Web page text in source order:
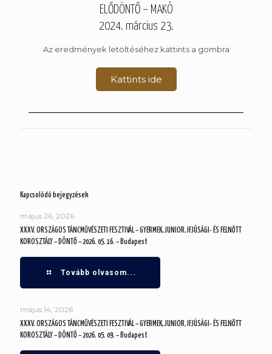
ELŐDÖNTŐ – MAKÓ
2024. március 23.
Az eredmények letöltéséhez kattints a gombra
Kattints ide
Kapcsolódó bejegyzések
május 26, 2026
XXXV. ORSZÁGOS TÁNCMŰVÉSZETI FESZTIVÁL – GYERMEK, JUNIOR, IFJÚSÁGI- ÉS FELNŐTT
KOROSZTÁLY – DÖNTŐ – 2026. 05. 16. – Budapest
Tovább olvasom...
május 14, 2026
XXXV. ORSZÁGOS TÁNCMŰVÉSZETI FESZTIVÁL – GYERMEK, JUNIOR, IFJÚSÁGI- ÉS FELNŐTT
KOROSZTÁLY – DÖNTŐ – 2026. 05. 09. – Budapest